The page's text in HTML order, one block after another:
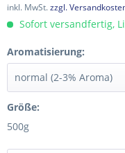
inkl. MwSt.zzgl.
Sofort versandfertig,
Aromatisierung:
Größe:
500g